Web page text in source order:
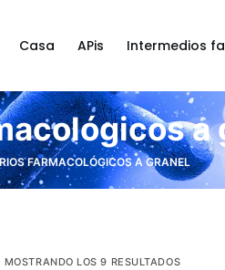
Casa APis Intermedios
a
FARMACOLÓGICOS A GRANEL
MOSTRANDO LOS 9 RESULTADOS